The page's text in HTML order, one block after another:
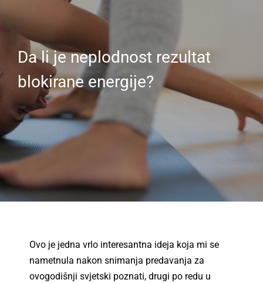
Da li je neplodnost rezultat
blokirane energije?
Ovo je jedna vrlo interesantna ideja koja mi se
nametnula nakon snimanja predavanja za
ovogodišnji svjetski poznati, drugi po redu u